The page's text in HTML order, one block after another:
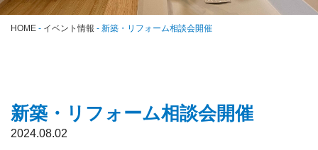
HOME - イベント情報 - 新築・リフォーム相談会開催
新築・リフォーム相談会開催
2024.08.02